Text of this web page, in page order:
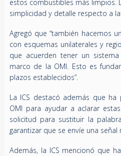
estos combustibles más limpios.
simplicidad y detalle respecto a
Agregó que “también hacemos
con esquemas unilaterales y
que acuerden tener un
marco de la OMI. Esto es
plazos establecidos”.
La ICS destacó además que
OMI para ayudar a aclarar
solicitud para sustituir la
garantizar que se envíe una
Además, la ICS mencionó que